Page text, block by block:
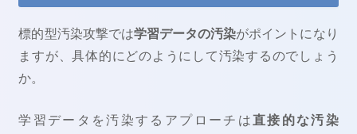
標的型汚染攻撃では学習データの汚染がポイントになり
ますが、具体的にどのようにして汚染するのでしょう
か。
学習データを汚染するアプローチは直接的な汚染